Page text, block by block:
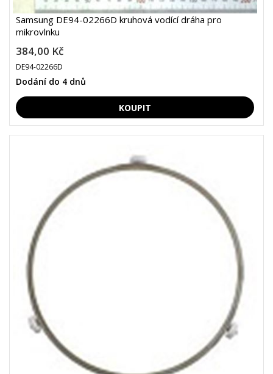
Samsung DE94-02266D kruhová vodící dráha pro
mikrovlnku
384,00 Kč
DE94-02266D
Dodání do 4 dnů